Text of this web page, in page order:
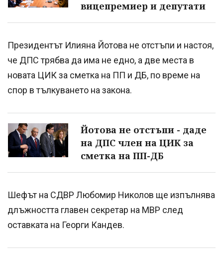
вицепремиер и депутати
Президентът Илияна Йотова не отстъпи и настоя,
че ДПС трябва да има не едно, а две места в
новата ЦИК за сметка на ПП и ДБ, по време на
спор в тълкуването на закона.
Йотова не отстъпи - даде
на ДПС член на ЦИК за
сметка на ПП-ДБ
Шефът на СДВР Любомир Николов ще изпълнява
длъжността главен секретар на МВР след
оставката на Георги Кандев.